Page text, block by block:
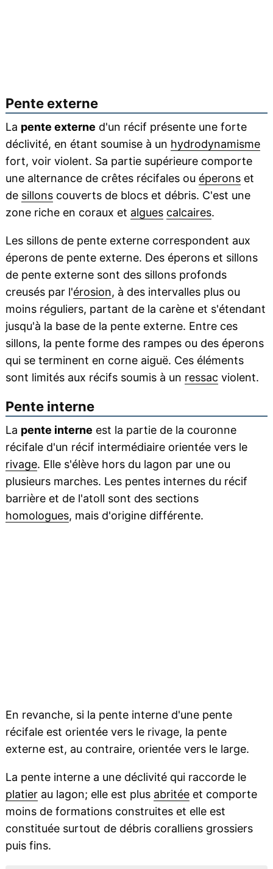
Pente externe
La pente externe d'un récif présente une forte
déclivité, en étant soumise à un hydrodynamisme
fort, voir violent. Sa partie supérieure comporte
une alternance de crêtes récifales ou éperonset
de sillonscouverts de blocs et débris. C'est une
zone riche en coraux et algues calcaires.
Les sillons de pente externe correspondent aux
éperons de pente externe. Des éperons et sillons
de pente externe sont des sillons profonds
creusés par l'érosion, à des intervalles plus ou
moins réguliers, partant de la carène et s'étendant
jusqu'à la base de la pente externe. Entre ces
sillons, la pente forme des rampes ou des éperons
qui se terminent en corne aiguë. Ces éléments
sont limités aux récifs soumis à un ressac violent.
Pente interne
La pente interne est la partie de la couronne
récifale d'un récif intermédiaire orientée vers le
rivage. Elle s'élève hors du lagon par une ou
plusieurs marches. Les pentes internes du récif
barrière et de l'atoll sont des sections
homologues, mais d'origine différente.
En revanche, si la pente interne d'une pente
récifale est orientée vers le rivage, la pente
externe est, au contraire, orientée vers le large.
La pente interne a une déclivité qui raccorde le
platierau lagon; elle est plus abritéeet comporte
moins de formations construites et elle est
constituée surtout de débris coralliens grossiers
puis fins.